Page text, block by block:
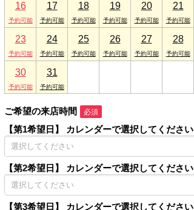
16 17 18 19 20 21
23 24 25 26 27 28
30 31
ご希望の来店時間 必須
【第1希望日】 カレンダーで選択してください
【第2希望日】 カレンダーで選択してください
【第3希望日】 カレンダーで選択してください